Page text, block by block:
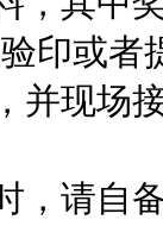
印或者
并现场
请自备